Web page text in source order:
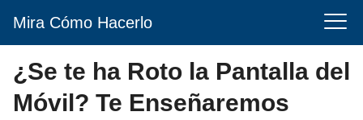
Mira Cómo Hacerlo
¿Se te ha Roto la Pantalla del
Móvil? Te Enseñaremos